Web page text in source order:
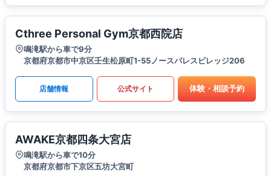
Cthree Personal Gym京都西院店
鳴滝駅から車で9分
京都府京都市中京区壬生松原町1-55ノースパレスビレッジ206
店舗情報 公式サイト 体験・相談予約
AWAKE京都四条大宮店
鳴滝駅から車で10分
京都府京都市下京区五坊大宮町